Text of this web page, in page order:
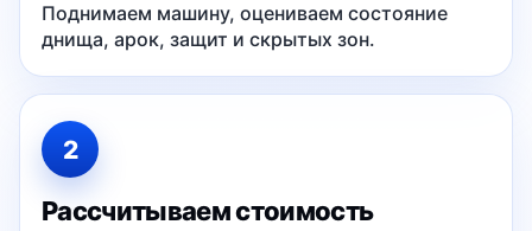
Поднимаем машину, оцениваем состояние
днища, арок, защит и скрытых зон.
2
Рассчитываем стоимость